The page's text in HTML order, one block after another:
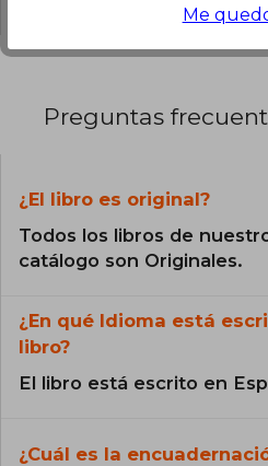
Preguntas
¿El libro es original?
Todos los libros de
catálogo son Originales.
¿En qué Idioma está
libro?
El libro está escrito en
¿Cuál es la
Me